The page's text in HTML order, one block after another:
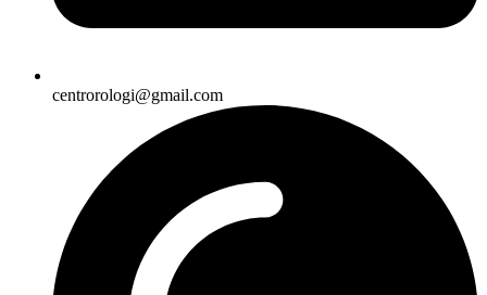
centrorologi@gmail.com